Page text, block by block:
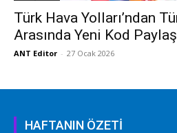
Türk Hava Yolları’ndan
Arasında Yeni Kod
ANT Editor - 27 Ocak 2026
HAFTANIN ÖZETİ